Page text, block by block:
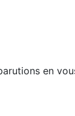
en